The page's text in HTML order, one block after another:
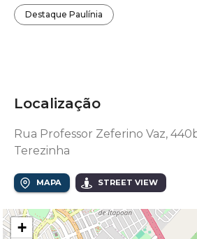
Destaque Paulínia
Localização
Rua Professor Zeferino Vaz,
Terezinha
MAPA STREET VIEW
+